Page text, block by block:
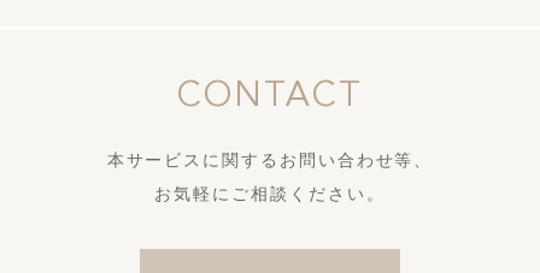
CONTACT
本サービスに関するお問い合わせ等、
お気軽にご相談ください。